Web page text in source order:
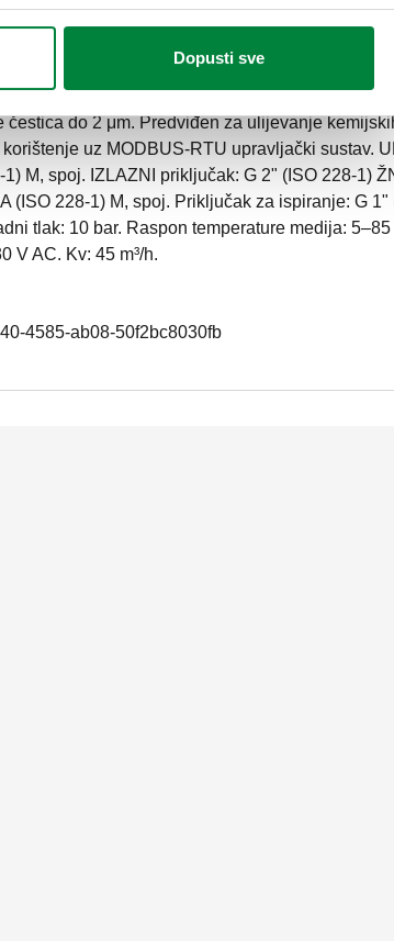
Dopusti sve
DIRTMAG®CLEAN. Filter za odvajanje
S izolacijom. Tijelo i potporne noge od
čestica do 2 μm. Predviđen za ulijevanje
uz MODBUS-RTU upravljački sustav.
1) M, spoj. IZLAZNI priključak: G 2" (ISO 228-1)
(ISO 228-1) M, spoj. Priključak za ispiranje: G 1"
tlak: 10 bar. Raspon temperature medija:
V AC. Kv: 45 m³/h.
4585-ab08-50f2bc8030fb